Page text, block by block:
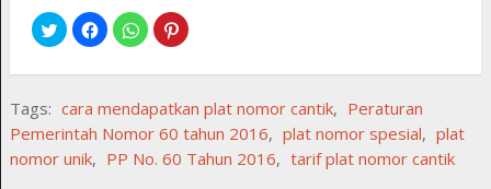
Tags: cara mendapatkan plat nomor cantik, Peraturan
Pemerintah Nomor 60 tahun 2016, plat nomor spesial, plat
nomor unik, PP No. 60 Tahun 2016, tarif plat nomor cantik